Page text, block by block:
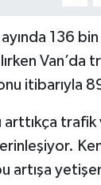
136
Van’da
itibarıyla
arttıkça
artışa